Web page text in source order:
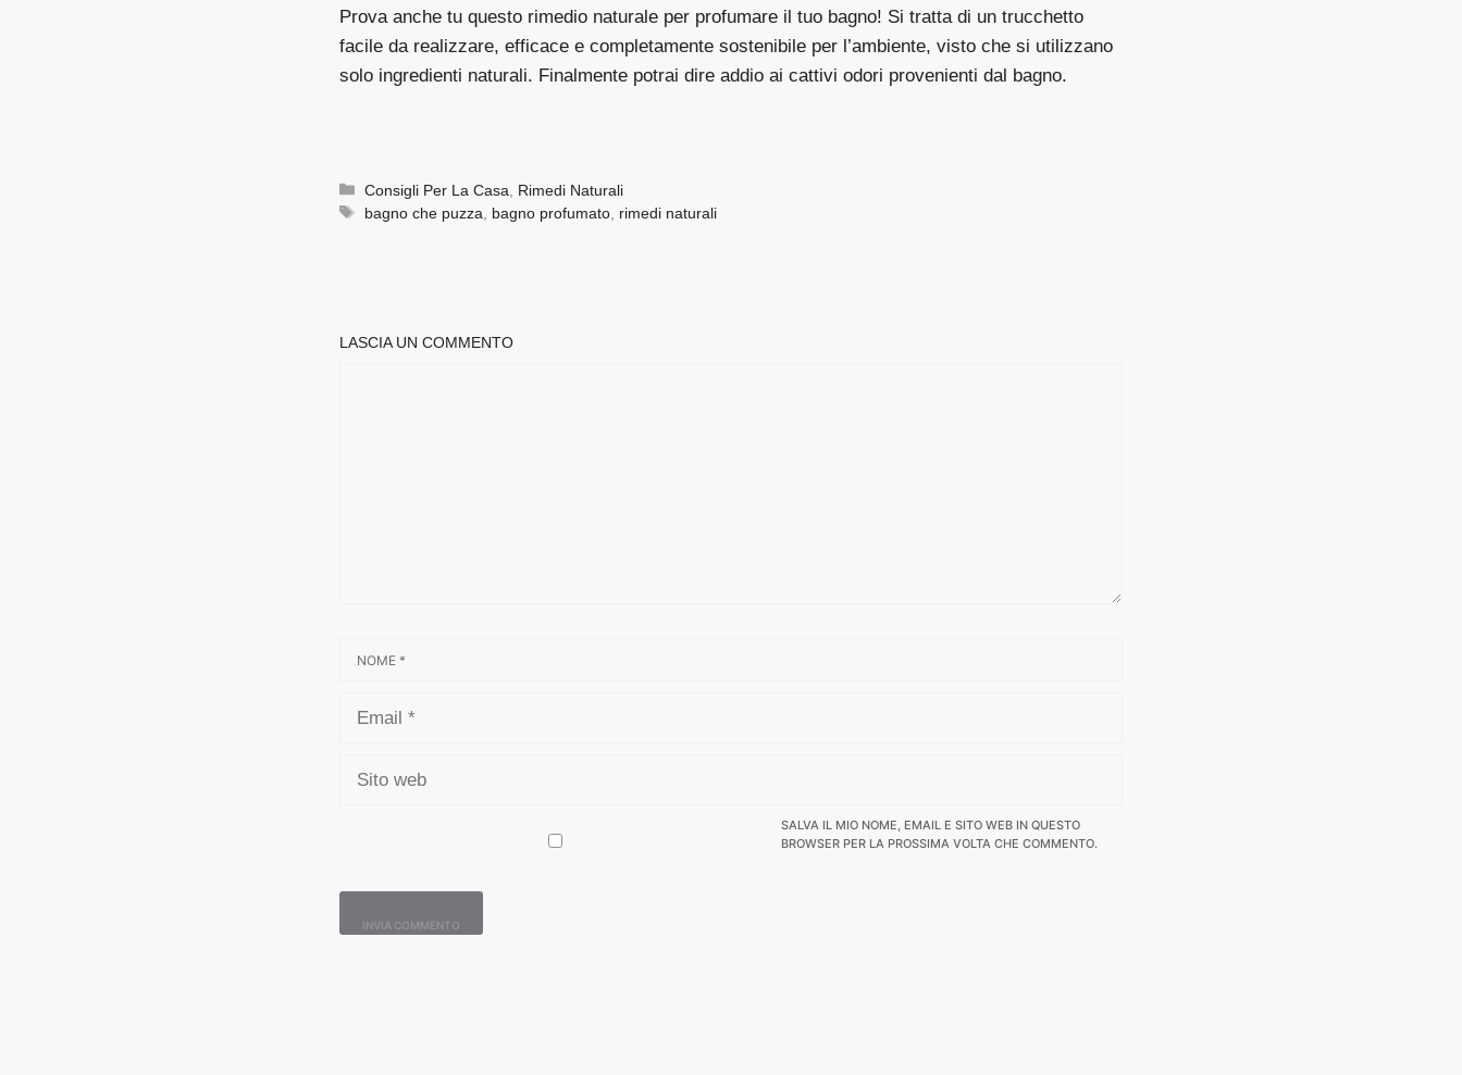
Prova anche tu questo rimedio naturale per profumare il tuo bagno! Si tratta di un trucchetto
facile da realizzare, efficace e completamente sostenibile per l’ambiente, visto che si utilizzano
solo ingredienti naturali. Finalmente potrai dire addio ai cattivi odori provenienti dal bagno.
Categorie
Consigli Per La Casa
Rimedi Naturali
Tag
bagno che puzza bagno profumato rimedi naturali
LASCIA UN COMMENTO
WEB
SALVA IL MIO NOME, EMAIL E SITO WEB IN QUESTO
BROWSER PER LA PROSSIMA VOLTA CHE COMMENTO.